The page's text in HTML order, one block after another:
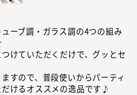
ーブ調・ガラス調の4つの組み
けていただくだけで、グッとセ
すので、普段使いからパーティ
けるオススメの逸品です♪